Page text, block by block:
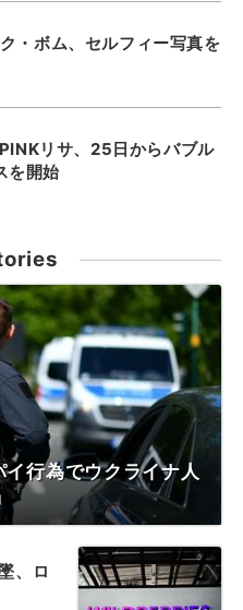
・ボム、セルフィー写真を
リサ、25日からバブル
を開始
行為でウクライナ人
、ロ